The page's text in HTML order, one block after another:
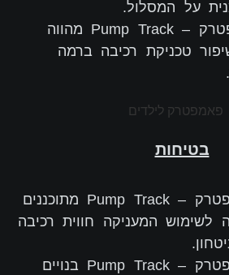
על המסלול.
מסלול הפאמפטרק – Pump Track מהווה
טכניקת רכיבה ברמה
בטיחות
מסלולי הפאמפטרק – Pump Track מתוכננים
לשימוש המעניקה חווית רכיבה
מסלולי הפאמפטרק – Pump Track בנויים